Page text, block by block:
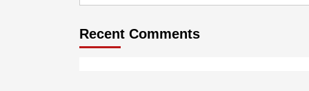
Recent Comments